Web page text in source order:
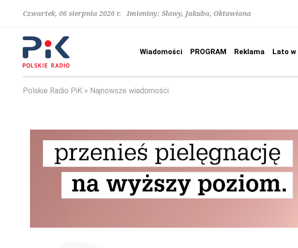
Czwartek, 06 sierpnia 2026 r. Imieniny: Sławy, Jakuba, Oktawiana
Wiadomości PROGRAM Reklama Lato w
Polskie Radio PiK Najnowsze wiadomości